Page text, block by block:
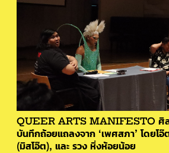
QUEER ARTS MANIFESTO ศิลป
บันทึกถ้อยแถลงจาก ‘เพศสภา’ โดยโ
(มิสโอ๊ต), และ รวง หิ่งห้อยน้อย